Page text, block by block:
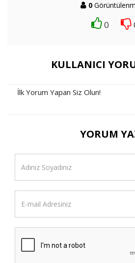
0
0
KULLANICI
İlk Yorum Yapan Siz Olun!
YORUM